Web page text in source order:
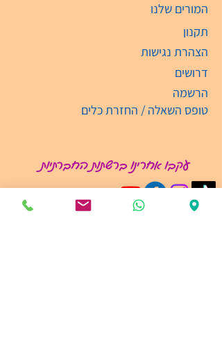
המורים שלנו
תקנון
הצהרת נגישות
דרושים
הרשמה
טופס השאלה / החזרת כלים
עקבו אחרינו ברשתות החברתיות